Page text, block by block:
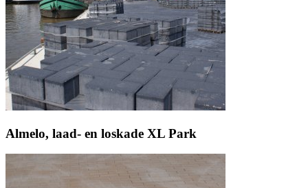
Almelo, laad- en loskade XL Park